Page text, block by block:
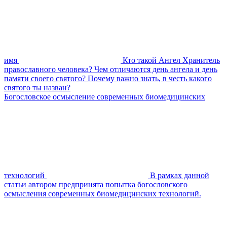
имя
Кто такой Ангел Хранитель
православного человека? Чем отличаются день ангела и день
памяти своего святого? Почему важно знать, в честь какого
святого ты назван?
Богословское осмысление современных биомедицинских
технологий
В рамках данной
статьи автором предпринята попытка богословского
осмысления современных биомедицинских технологий.